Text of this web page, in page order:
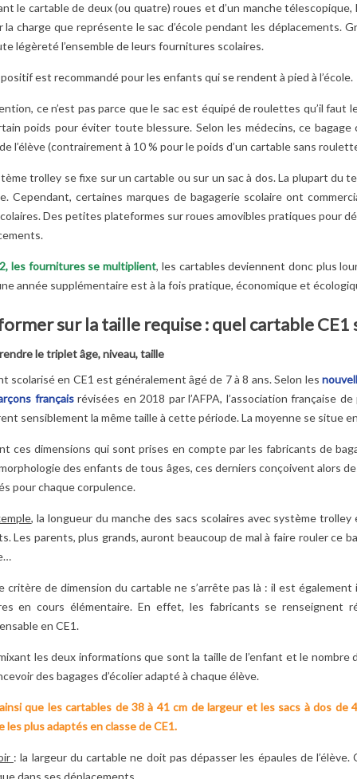
le cartable de deux (ou quatre) roues et d’un manche
la charge que représente le sac d’école pendant les déplacements.
légèreté l’ensemble de leurs fournitures scolaires.
est recommandé pour les enfants qui se rendent à pied à l’école.
ce n’est pas parce que le sac est équipé de roulettes qu’il
poids pour éviter toute blessure. Selon les médecins, ce
l’élève (contrairement à 10 % pour le poids d’un cartable sans
trolley se fixe sur un cartable ou sur un sac à dos. La plupart du
Cependant, certaines marques de bagagerie scolaire ont
Des petites plateformes sur roues amovibles pratiques pour
les fournitures se multiplient, les cartables deviennent donc plus
année supplémentaire est à la fois pratique, économique et
sur la taille requise : quel cartable CE1
le triplet âge, niveau, taille
scolarisé en CE1 est généralement âgé de 7 à 8 ans. Selon les
françaisrévisées en 2018 par l’AFPA, l’association française
sensiblement la même taille à cette période. La moyenne se situe
ces dimensions qui sont prises en compte par les fabricants de
des enfants de tous âges, ces derniers conçoivent alors
pour chaque corpulence.
, la longueur du manche des sacs scolaires avec système
Les parents, plus grands, auront beaucoup de mal à faire rouler ce
critère de dimension du cartable ne s’arrête pas là : il est
en cours élémentaire. En effet, les fabricants se renseignent
en CE1.
les deux informations que sont la taille de l’enfant et le nombre
des bagages d’écolier adapté à chaque élève.
que les cartables de 38 à 41 cm de largeur et les sacs à dos de
les plus adaptés en classe de CE1.
: la largeur du cartable ne doit pas dépasser les épaules de